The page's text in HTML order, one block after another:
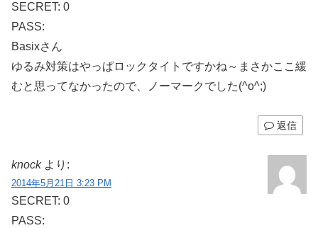
SECRET: 0
PASS:
Basixさん
ゆるみ対策はやっぱロックタイトですかね～まさかここ緩
むと思ってなかったので、ノーマークでした(^o^;)
返信
knock より:
2014年5月21日 3:23 PM
SECRET: 0
PASS: